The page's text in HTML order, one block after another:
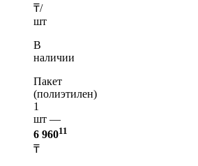
₸/
шт
В
наличии
Пакет
(полиэтилен)
1
шт —
6 96011
₸